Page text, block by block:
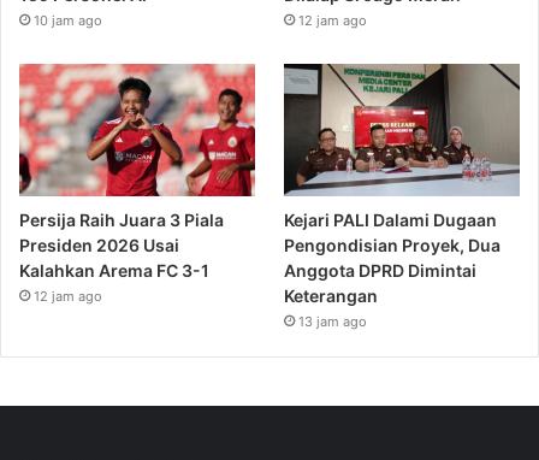
10 jam ago 12 jam ago
Persija Raih Juara 3 Piala
Presiden 2026 Usai
Kalahkan Arema FC 3-1
12 jam ago
Kejari PALI Dalami Dugaan
Pengondisian Proyek, Dua
Anggota DPRD Dimintai
Keterangan
13 jam ago